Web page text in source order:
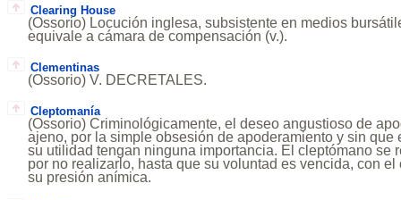
Clearing House
(Ossorio) Locución inglesa, subsistente en medios
equivale a cámara de compensación (v.).
Clementinas
(Ossorio) V. DECRETALES.
Cleptomanía
(Ossorio) Criminológicamente, el deseo angustioso de
ajeno, por la simple obsesión de apoderamiento y sin que
su utilidad tengan ninguna importancia. El cleptómano se
por no realizarlo, hasta que su voluntad es vencida, con
su presión anímica.